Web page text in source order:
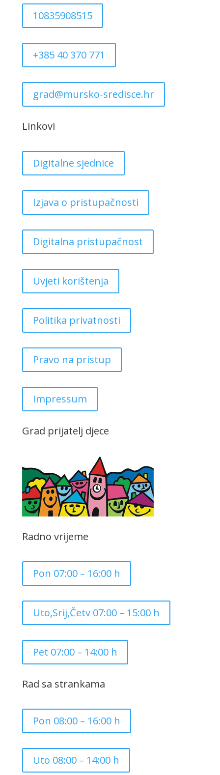
10835908515
+385 40 370 771
grad@mursko-sredisce.hr
Linkovi
Digitalne sjednice
Izjava o pristupačnosti
Digitalna pristupačnost
Uvjeti korištenja
Politika privatnosti
Pravo na pristup
Impressum
Grad prijatelj djece
Radno vrijeme
Pon 07:00 – 16:00 h
Uto,Srij,Četv 07:00 – 15:00 h
Pet 07:00 – 14:00 h
Rad sa strankama
Pon 08:00 – 16:00 h
Uto 08:00 – 14:00 h